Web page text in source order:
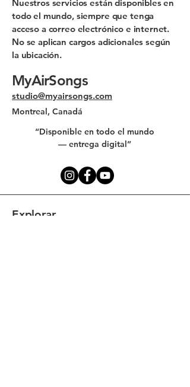
Nuestros servicios están disponibles en
todo el mundo, siempre que tenga
acceso a correo electrónico e internet.
No se aplican cargos adicionales según
la ubicación.
MyAirSongs
studio@myairsongs.com
Montreal, Canadá
“Disponible en todo el mundo
— entrega digital”
Explorar